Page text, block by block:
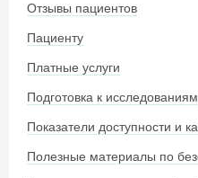
Отзывы пациентов
Пациенту
Платные услуги
Подготовка к исследованиям
Показатели доступности и
Полезные материалы по